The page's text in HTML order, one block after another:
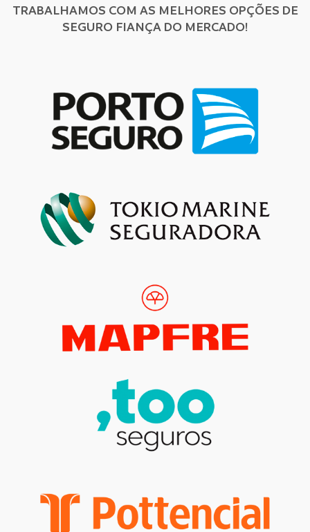
TRABALHAMOS COM AS MELHORES OPÇÕES DE
SEGURO FIANÇA DO MERCADO!